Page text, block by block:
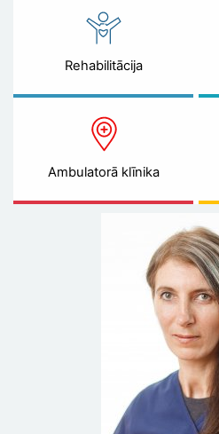
Rehabilitācija
Ambulatorā klīnika